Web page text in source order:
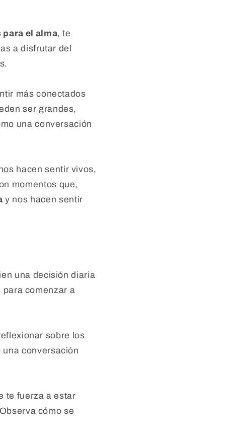
el alma, te
a disfrutar del
más conectados
ser grandes,
una conversación
hacen sentir vivos,
momentos que,
y nos hacen sentir
una decisión diaria
comenzar a
sobre los
conversación
te fuerza a estar
cómo se